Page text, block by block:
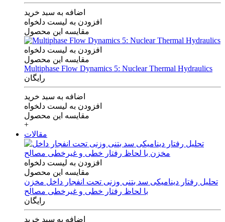
اضافه به سبد خرید
افزودن به لیست دلخواه
مقایسه این محصول
افزودن به لیست دلخواه
مقایسه این محصول
Multiphase Flow Dynamics 5: Nuclear Thermal Hydraulics
رایگان
اضافه به سبد خرید
افزودن به لیست دلخواه
مقایسه این محصول
+
مقالات
افزودن به لیست دلخواه
مقایسه این محصول
تحلیل رفتار دینامیکی سد بتنی وزنی تحت انفجار داخل مخزن
با لحاظ رفتار خطی و غیرخطی مصالح
رایگان
اضافه به سبد خرید